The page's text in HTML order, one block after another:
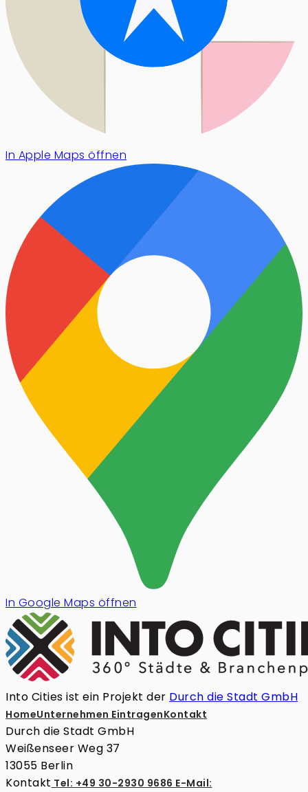
In Apple Maps öffnen
In Google Maps öffnen
Into Cities ist ein Projekt der Durch die Stadt GmbH
HomeUnternehmen EintragenKontakt
Durch die Stadt GmbH
Weißenseer Weg 37
13055 Berlin
Kontakt Tel: +49 30-2930 9686 E-Mail: